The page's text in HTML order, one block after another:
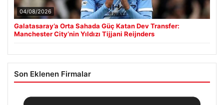
04/08/2026
Galatasaray’a Orta Sahada Güç Katan Dev Transfer:
Manchester City’nin Yıldızı Tijjani Reijnders
Son Eklenen Firmalar